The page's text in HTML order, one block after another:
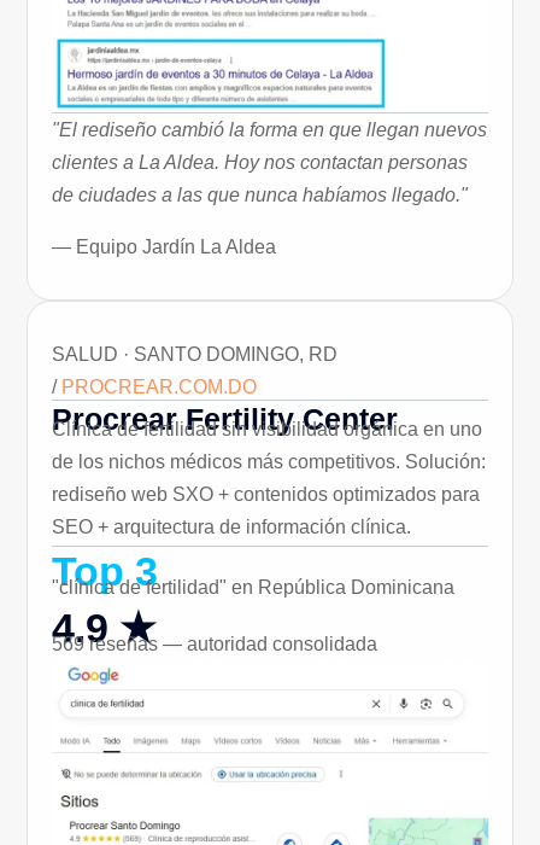
"El rediseño cambió la forma en que llegan nuevos
clientes a La Aldea. Hoy nos contactan personas
de ciudades a las que nunca habíamos llegado."
— Equipo Jardín La Aldea
SALUD · SANTO DOMINGO, RD
/ PROCREAR.COM.DO
Procrear Fertility Center
Clínica de fertilidad sin visibilidad orgánica en uno
de los nichos médicos más competitivos. Solución:
rediseño web SXO + contenidos optimizados para
SEO + arquitectura de información clínica.
Top 3
"clínica de fertilidad" en República Dominicana
4.9 ★
569 reseñas — autoridad consolidada